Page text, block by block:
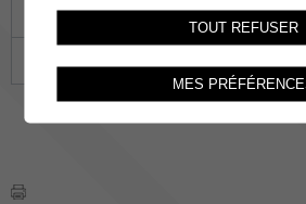
20 21 22
TOUT REFUSER
MES